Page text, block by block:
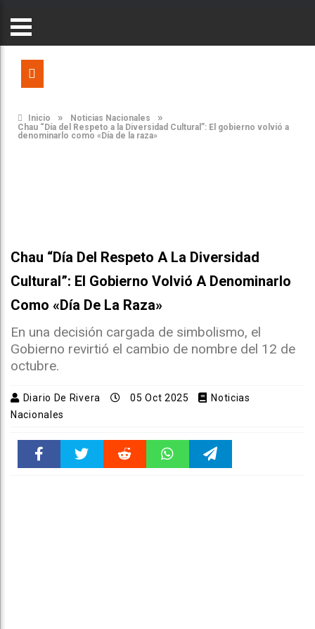
Inicio » Noticias Nacionales »
Chau “Día del Respeto a la Diversidad Cultural”: El gobierno volvió a
denominarlo como «Día de la raza»
Chau “Día Del Respeto A La Diversidad
Cultural”: El Gobierno Volvió A Denominarlo
Como «Día De La Raza»
En una decisión cargada de simbolismo, el
Gobierno revirtió el cambio de nombre del 12 de
octubre.
Diario De Rivera 05 Oct 2025
Noticias
Nacionales